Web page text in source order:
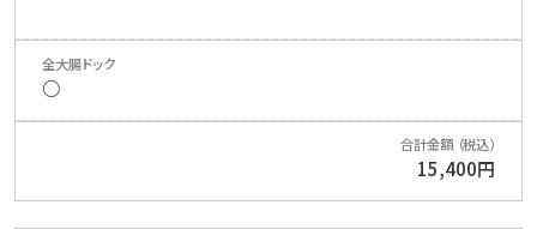
○
15,400円